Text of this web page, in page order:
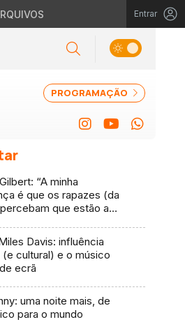
Entrar
PROGRAMAÇÃO
“A minha
é que os rapazes (da
que estão a
Davis: influência
(e cultural) e o músico
ecrã
uma noite mais, de
para o mundo